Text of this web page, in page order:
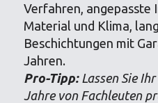
Verfahren, angepasste
Material und Klima,
Beschichtungen mit
Jahren.
Pro-Tipp: Lassen Sie
Jahre von Fachleuten